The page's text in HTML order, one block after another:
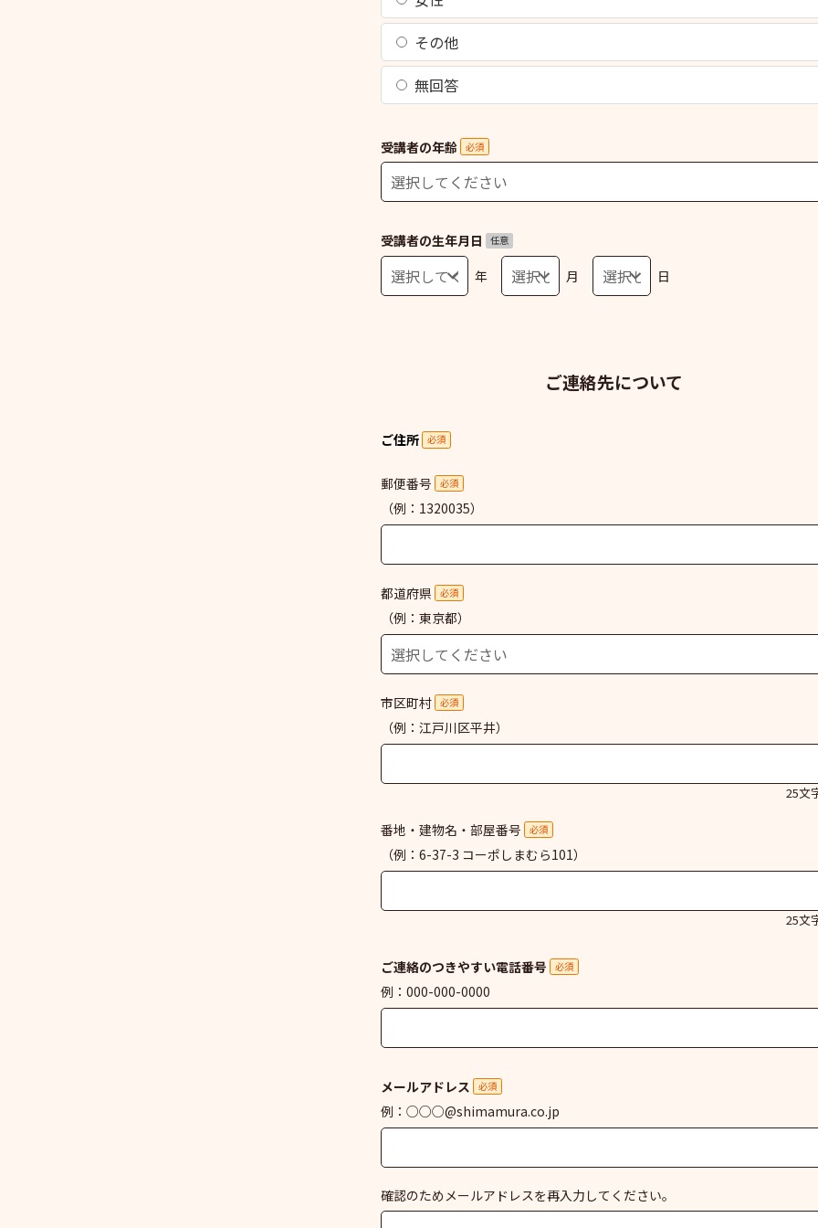
その他
無回答
受講者の年齢 必須
受講者の生年月日 任意
年 月 日
ご連絡先について
ご住所 必須
郵便番号 必須
（例：1320035）
都道府県 必須
（例：東京都）
市区町村 必須
（例：江戸川区平井）
25文
番地・建物名・部屋番号 必須
（例：6-37-3 コーポしまむら101）
25文
ご連絡のつきやすい電話番号 必須
例：000-000-0000
メールアドレス 必須
例：○○○@shimamura.co.jp
確認のためメールアドレスを再入力してください。